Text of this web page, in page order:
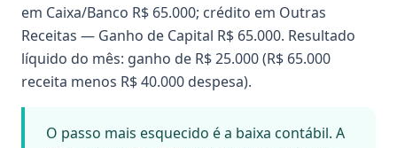
em Caixa/Banco R$ 65.000; crédito em Outras
Receitas — Ganho de Capital R$ 65.000. Resultado
líquido do mês: ganho de R$ 25.000 (R$ 65.000
receita menos R$ 40.000 despesa).
O passo mais esquecido é a baixa contábil. A